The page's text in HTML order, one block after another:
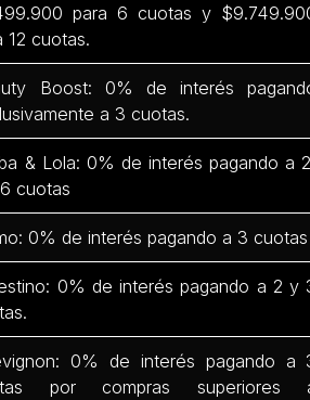
para 6 cuotas y
12 cuotas.
Boost: 0% de interés
a 3 cuotas.
& Lola: 0% de interés pagando a
cuotas
0% de interés pagando a 3 cuotas
0% de interés pagando a 2 y
0% de interés pagando a
por compras superiores